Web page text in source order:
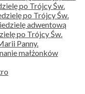
po Trójcy Św.
po Trójcy Św.
adwentową
po Trójcy Św.
Panny.
małżonków